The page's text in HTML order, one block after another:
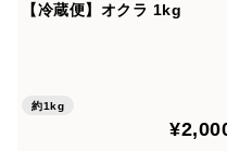
【冷蔵便】オクラ 1kg
約1kg